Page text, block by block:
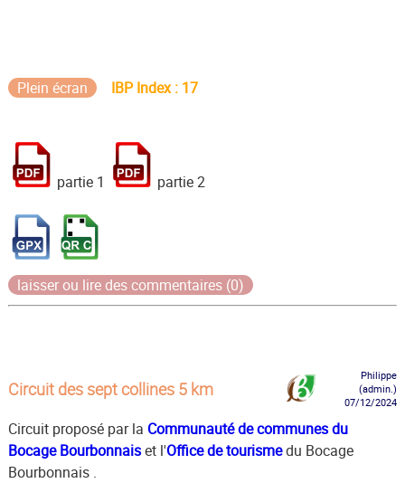
Plein écran IBP Index : 17
partie 1 partie 2
laisser ou lire des commentaires (0)
Circuit des sept collines 5 km
Philippe
(admin.)
07/12/2024
Circuit proposé par la Communauté de communes du
Bocage Bourbonnaiset l'Office de tourismedu Bocage
Bourbonnais .